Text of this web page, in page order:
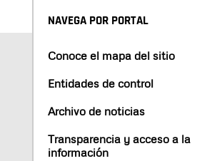
NAVEGA POR PORTAL
Conoce el mapa del sitio
Entidades de control
Archivo de noticias
Transparencia y acceso a la
información